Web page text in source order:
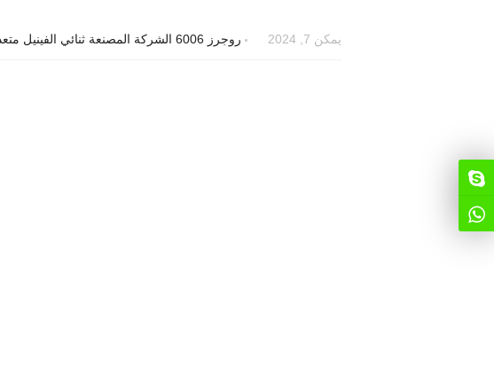
يمكن 7, 2024 روجرز 6006 الشركة المصنعة ثنائي الفينيل متعدد الكلور